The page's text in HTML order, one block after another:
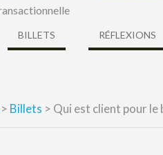
BILLETS RÉFLEXIONS
> Billets > Qui est client pour le